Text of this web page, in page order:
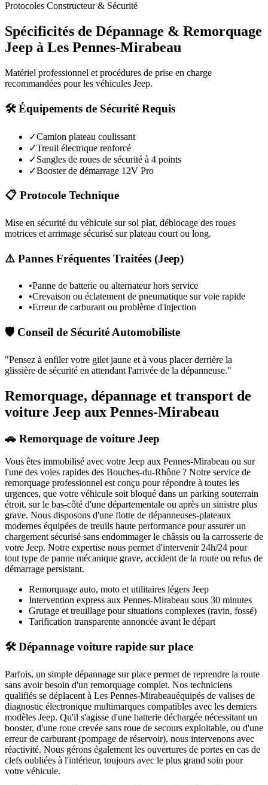
Protocoles Constructeur & Sécurité
Spécificités de Dépannage & Remorquage
Jeep à Les Pennes-Mirabeau
Matériel professionnel et procédures de prise en charge
recommandées pour les véhicules Jeep.
🛠️ Équipements de Sécurité Requis
✓Camion plateau coulissant
✓Treuil électrique renforcé
✓Sangles de roues de sécurité à 4 points
✓Booster de démarrage 12V Pro
📋 Protocole Technique
Mise en sécurité du véhicule sur sol plat, déblocage des roues
motrices et arrimage sécurisé sur plateau court ou long.
⚠️ Pannes Fréquentes Traitées (Jeep)
•Panne de batterie ou alternateur hors service
•Crevaison ou éclatement de pneumatique sur voie rapide
•Erreur de carburant ou problème d'injection
🛡️ Conseil de Sécurité Automobiliste
"Pensez à enfiler votre gilet jaune et à vous placer derrière la
glissière de sécurité en attendant l'arrivée de la dépanneuse."
Remorquage, dépannage et transport de
voiture Jeep aux Pennes-Mirabeau
🚗 Remorquage de voiture Jeep
Vous êtes immobilisé avec votre Jeep aux Pennes-Mirabeau ou sur
l'une des voies rapides des Bouches-du-Rhône ? Notre service de
remorquage professionnel est conçu pour répondre à toutes les
urgences, que votre véhicule soit bloqué dans un parking souterrain
étroit, sur le bas-côté d'une départementale ou après un sinistre plus
grave. Nous disposons d'une flotte de dépanneuses-plateaux
modernes équipées de treuils haute performance pour assurer un
chargement sécurisé sans endommager le châssis ou la carrosserie de
votre Jeep. Notre expertise nous permet d'intervenir 24h/24 pour
tout type de panne mécanique grave, accident de la route ou refus de
démarrage persistant.
Remorquage auto, moto et utilitaires légers Jeep
Intervention express aux Pennes-Mirabeau sous 30 minutes
Grutage et treuillage pour situations complexes (ravin, fossé)
Tarification transparente annoncée avant le départ
🛠️ Dépannage voiture rapide sur place
Parfois, un simple dépannage sur place permet de reprendre la route
sans avoir besoin d'un remorquage complet. Nos techniciens
qualifiés se déplacent à Les Pennes-Mirabeauéquipés de valises de
diagnostic électronique multimarques compatibles avec les derniers
modèles Jeep. Qu'il s'agisse d'une batterie déchargée nécessitant un
booster, d'une roue crevée sans roue de secours exploitable, ou d'une
erreur de carburant (pompage de réservoir), nous intervenons avec
réactivité. Nous gérons également les ouvertures de portes en cas de
clefs oubliées à l'intérieur, toujours avec le plus grand soin pour
votre véhicule.